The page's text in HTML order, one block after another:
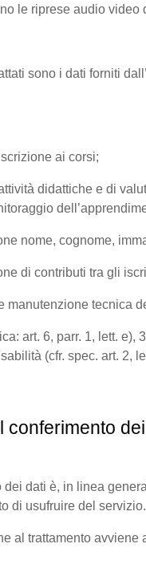
le riprese audio
sono i dati forniti
ai corsi;
didattiche e di
nome, cognome,
contributi tra gli
tecnica
art. 6, parr. 1, lett.
(cfr. spec. art. 2,
conferimento
dei dati è, in linea
di usufruire del servizio.
al trattamento